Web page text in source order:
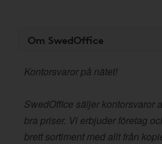
Om SwedOffice
Kontorsvaror på nätet!
SwedOffice säljer kontorsvaror
bra priser. Vi erbjuder företag
brett sortiment med allt från